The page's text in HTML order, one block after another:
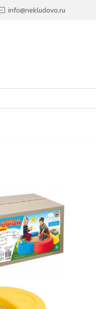
info@nekludovo.ru